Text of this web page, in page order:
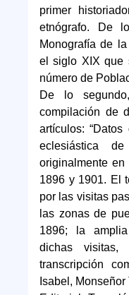
primer
etnógrafo. De
Monografía de
el siglo XIX que
número de
De lo
compilación de
artículos:
eclesiástica
originalmente
1896 y 1901. El
por las visitas
las zonas de
1896; la
dichas visitas,
transcripción
Isabel,